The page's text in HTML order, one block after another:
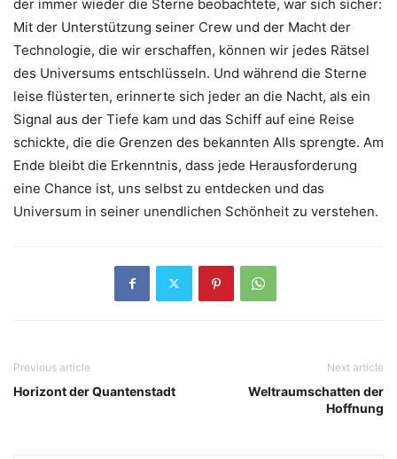
der immer wieder die Sterne beobachtete, war sich sicher:
Mit der Unterstützung seiner Crew und der Macht der
Technologie, die wir erschaffen, können wir jedes Rätsel
des Universums entschlüsseln. Und während die Sterne
leise flüsterten, erinnerte sich jeder an die Nacht, als ein
Signal aus der Tiefe kam und das Schiff auf eine Reise
schickte, die die Grenzen des bekannten Alls sprengte. Am
Ende bleibt die Erkenntnis, dass jede Herausforderung
eine Chance ist, uns selbst zu entdecken und das
Universum in seiner unendlichen Schönheit zu verstehen.
Previous article
Horizont der Quantenstadt
Next article
Weltraumschatten der
Hoffnung